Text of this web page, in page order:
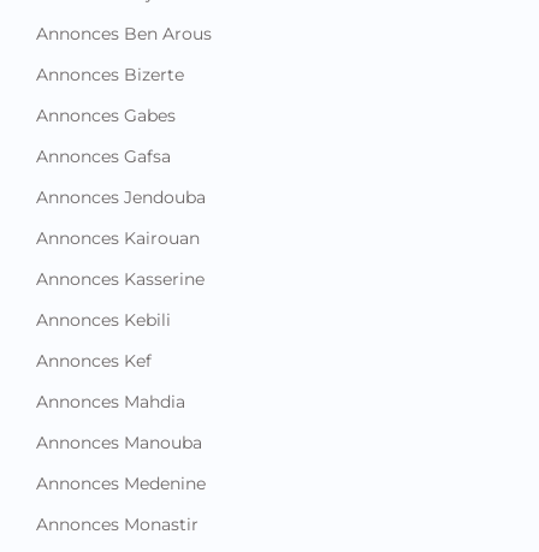
Annonces Ben Arous
Annonces Bizerte
Annonces Gabes
Annonces Gafsa
Annonces Jendouba
Annonces Kairouan
Annonces Kasserine
Annonces Kebili
Annonces Kef
Annonces Mahdia
Annonces Manouba
Annonces Medenine
Annonces Monastir